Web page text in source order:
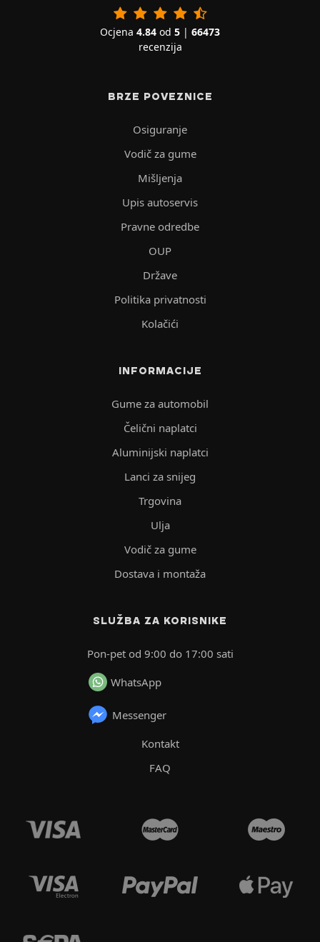
Ocjena 4.84 od 5 | 66473
recenzija
BRZE POVEZNICE
Osiguranje
Vodič za gume
Mišljenja
Upis autoservis
Pravne odredbe
OUP
Države
Politika privatnosti
Kolačići
INFORMACIJE
Gume za automobil
Čelični naplatci
Aluminijski naplatci
Lanci za snijeg
Trgovina
Ulja
Vodič za gume
Dostava i montaža
SLUŽBA ZA KORISNIKE
Pon-pet od 9:00 do 17:00 sati
WhatsApp
Messenger
Kontakt
FAQ